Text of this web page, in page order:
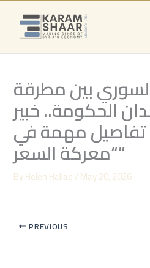
Skip
content
بين مطرقة
الحكومة.. خبير
مهمة في
“معركة السعر”
ByHelen Hallaq/May 20, 2026
PREVIOUS